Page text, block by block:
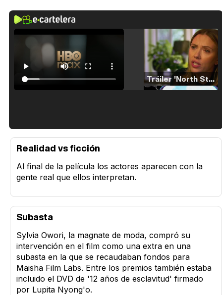
Tráiler 'North Star' (2023)
Tráiler en español de 'La isla olvidada'
Realidad vs ficción
Al final de la película los actores aparecen con la
gente real que ellos interpretan.
Subasta
Sylvia Owori, la magnate de moda, compró su
intervención en el film como una extra en una
subasta en la que se recaudaban fondos para
Maisha Film Labs. Entre los premios también estaba
incluido el DVD de '12 años de esclavitud' firmado
por Lupita Nyong'o.